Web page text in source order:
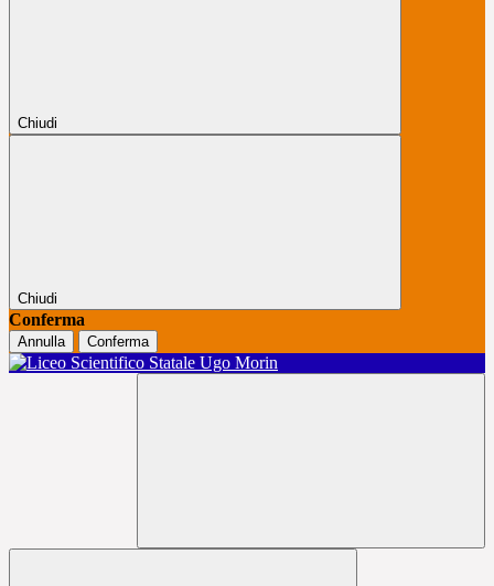
Chiudi
Chiudi
Conferma
Annulla Conferma